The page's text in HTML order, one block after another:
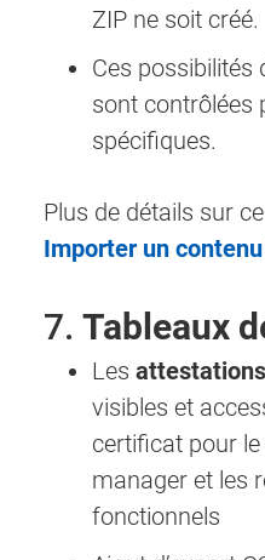
ZIP ne soit créé.
Ces possibilités
sont contrôlées
spécifiques.
Plus de détails sur
Importer un
7. Tableaux
Les attestations
visibles et
certificat pour
manager et les
fonctionnels